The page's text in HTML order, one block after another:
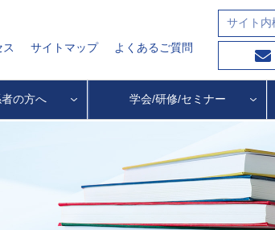
ス サイトマップ よくあるご質問
の方へ 学会/研修/セミナー